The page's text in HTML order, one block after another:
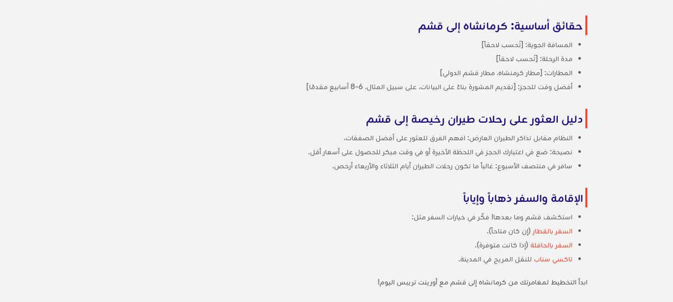
حقائق أساسية: كرمانشاه إلى قشم
المسافة الجوية: [تُحسب لاحقاً]
مدة الرحلة: [تُحسب لاحقاً]
المطارات: [مطار كرمنشاه، مطار قشم الدولي]
أفضل وقت للحجز: [تقديم المشورة بناءً على البيانات، على سبيل المثال، 6-8 أسابيع مقدمًا]
دليل العثور على رحلات طيران رخيصة إلى قشم
النظام مقابل تذاكر الطيران العارض: افهم الفرق للعثور على أفضل الصفقات.
نصيحة: ضع في اعتبارك الحجز في اللحظة الأخيرة أو في وقت مبكر للحصول على أسعار أقل.
سافر في منتصف الأسبوع: غالباً ما تكون رحلات الطيران أيام الثلاثاء والأربعاء أرخص.
الإقامة والسفر ذهاباً وإياباً
استكشف قشم وما بعدها! فكّر في خيارات السفر مثل:
السفر بالقطار (إن كان متاحاً).
السفر بالحافلة (إذا كانت متوفرة).
تاكسي سناب للنقل المريح في المدينة.
ابدأ التخطيط لمغامرتك من كرمانشاه إلى قشم مع أورينت تريبس اليوم!